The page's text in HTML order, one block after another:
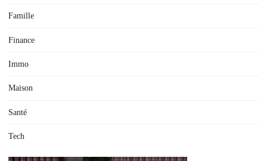
Famille
Finance
Immo
Maison
Santé
Tech